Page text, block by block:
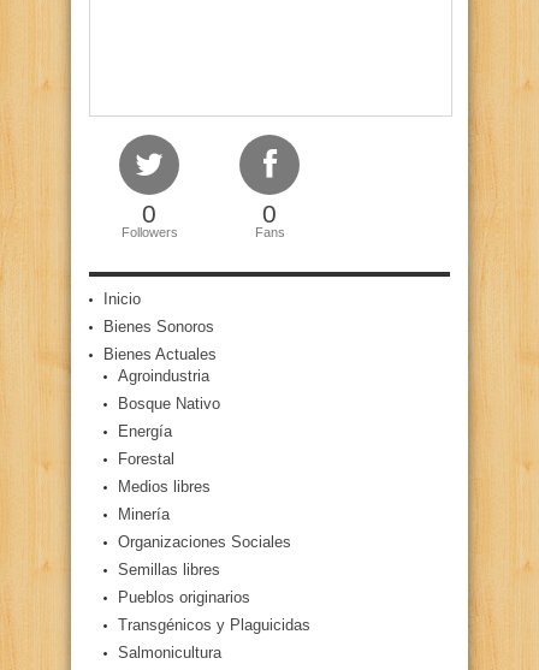
0
Followers
0
Fans
Inicio
Bienes Sonoros
Bienes Actuales
Agroindustria
Bosque Nativo
Energía
Forestal
Medios libres
Minería
Organizaciones Sociales
Semillas libres
Pueblos originarios
Transgénicos y Plaguicidas
Salmonicultura